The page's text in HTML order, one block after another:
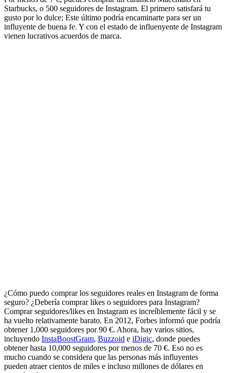
Starbucks, o 500 seguidores de Instagram. El primero satisfará tu
gusto por lo dulce; Este último podría encaminarte para ser un
influyente de buena fe. Y con el estado de influenyente de Instagram
vienen lucrativos acuerdos de marca.
¿Cómo puedo comprar los seguidores reales en Instagram de forma
seguro? ¿Debería comprar likes o seguidores para Instagram?
Comprar seguidores/likes en Instagram es increíblemente fácil y se
ha vuelto relativamente barato. En 2012, Forbes informó que podría
obtener 1,000 seguidores por 90 €. Ahora, hay varios sitios,
incluyendo InstaBoostGram, Buzzoid e iDigic, donde puedes
obtener hasta 10,000 seguidores por menos de 70 €. Eso no es
mucho cuando se considera que las personas más influyentes
pueden atraer cientos de miles e incluso millones de dólares en